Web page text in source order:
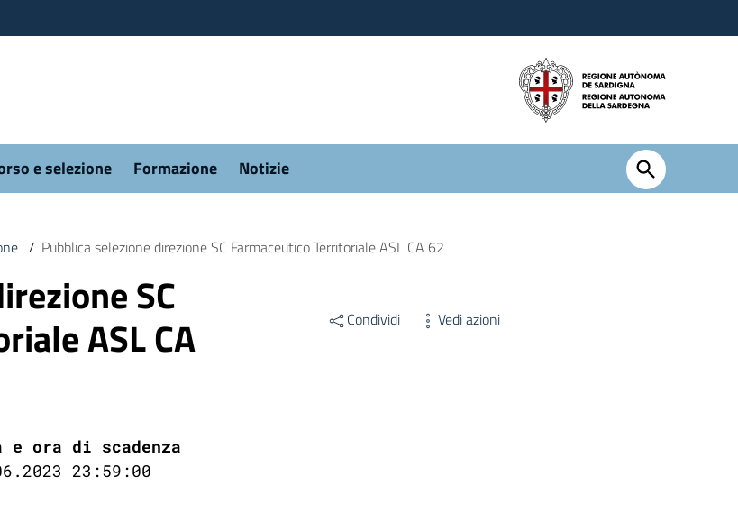
e selezione Formazione Notizie
/ Pubblica selezione direzione SC Farmaceutico Territoriale ASL CA 62
SC
ASL CA Condividi Vedi azioni
e ora di scadenza
23:59:00